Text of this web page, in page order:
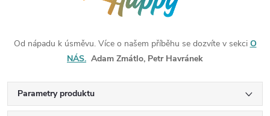
Od nápadu k úsměvu. Více o našem příběhu se dozvíte v sekci O
NÁS. Adam Zmátlo, Petr Havránek
Parametry produktu